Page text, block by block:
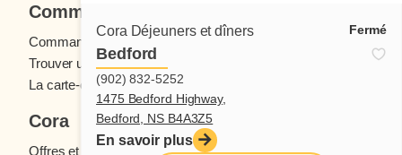
Cora Déjeuners et dîners Fermé
Bedford
(902) 832-5252
1475 Bedford Highway,
Bedford, NS B4A3Z5
En savoir plus
Commander
Commande en ligne
Trouver un restaurant
La carte-cadeau Cora
Cora
Offres et concours